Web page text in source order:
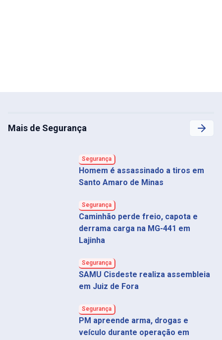
Mais de Segurança
Segurança
Homem é assassinado a tiros em
Santo Amaro de Minas
Segurança
Caminhão perde freio, capota e
derrama carga na MG-441 em
Lajinha
Segurança
SAMU Cisdeste realiza assembleia
em Juiz de Fora
Segurança
PM apreende arma, drogas e
veículo durante operação em